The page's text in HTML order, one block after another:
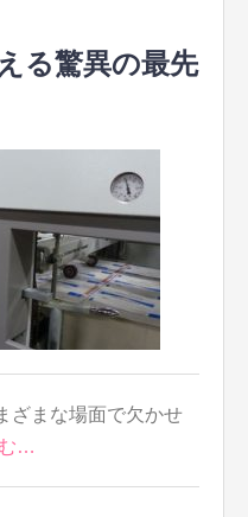
る驚異の最先
ざまな場面で欠かせ
…